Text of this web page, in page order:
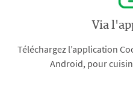
Via
Téléchargez l’application
Android, pour